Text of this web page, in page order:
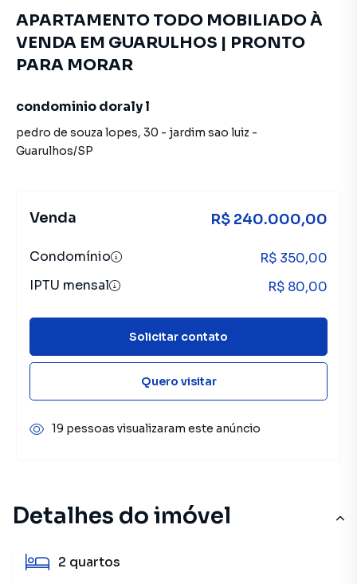
Detalhes do imóvel
2 quartos
APARTAMENTO TODO MOBILIADO À
VENDA EM GUARULHOS | PRONTO
PARA MORAR
condominio doraly l
pedro de souza lopes, 30 - jardim sao luiz -
Guarulhos/SP
Venda R$ 240.000,00
Condomínio
R$ 350,00
IPTU mensal
R$ 80,00
Solicitar contato
Quero visitar
19 pessoas visualizaram este anúncio